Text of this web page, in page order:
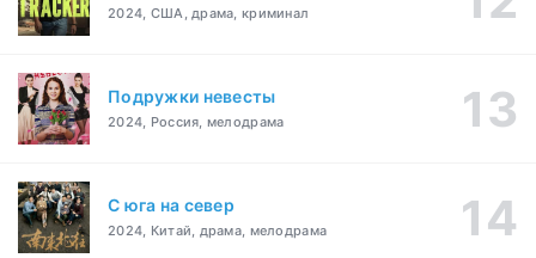
2024, США, драма, криминал
Подружки невесты
2024, Россия, мелодрама
С юга на север
2024, Китай, драма, мелодрама